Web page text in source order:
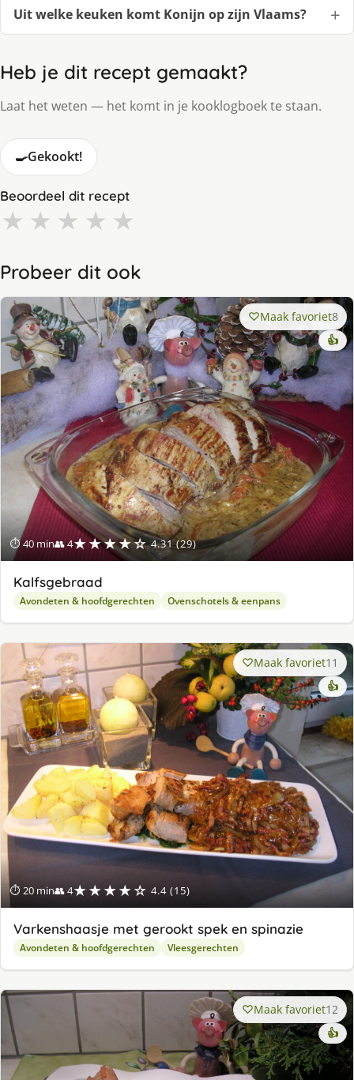
Uit welke keuken komt Konijn op zijn Vlaams?
Heb je dit recept gemaakt?
Laat het weten — het komt in je kooklogboek te staan.
🍳Gekookt!
Beoordeel dit recept
★ ★ ★ ★ ★
Probeer dit ook
⏱ 40 min👥 4★★★★☆ 4.31 (29)
Maak favoriet8
👍
Kalfsgebraad
Avondeten & hoofdgerechten Ovenschotels & eenpans
⏱ 20 min👥 4★★★★☆ 4.4 (15)
Maak favoriet11
👍
Varkenshaasje met gerookt spek en spinazie
Avondeten & hoofdgerechten Vleesgerechten
Maak favoriet12
👍